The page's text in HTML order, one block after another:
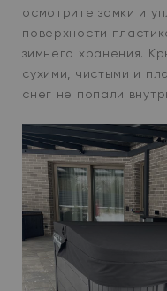
осмотрите замки и
поверхности
зимнего хранения.
сухими, чистыми и
снег не попали